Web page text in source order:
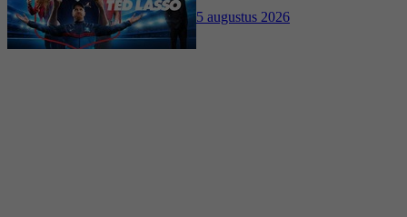
5 augustus 2026